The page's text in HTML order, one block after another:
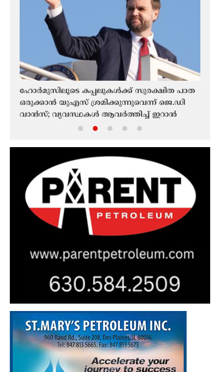
ഹോർമുസിലൂടെ കപ്പലുകൾക്ക് സുരക്ഷിത പാത
ഒരുക്കാൻ യുഎസ് ശ്രമിക്കുന്നുവെന്ന് ജെ.ഡി
വാൻസ്; വ്യവസ്ഥകൾ ആവർത്തിച്ച് ഇറാൻ